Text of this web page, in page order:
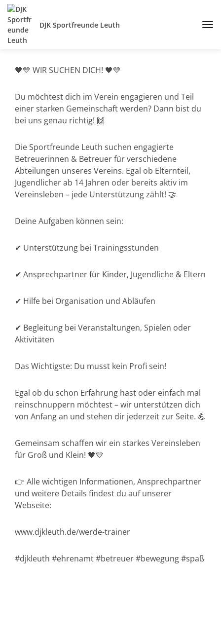
DJK Sportfreunde Leuth
🖤💛 WIR SUCHEN DICH! 🖤💛
Du möchtest dich im Verein engagieren und Teil
einer starken Gemeinschaft werden? Dann bist du
bei uns genau richtig! 🙌
Die Sportfreunde Leuth suchen engagierte
Betreuerinnen & Betreuer für verschiedene
Abteilungen unseres Vereins. Egal ob Elternteil,
Jugendlicher ab 14 Jahren oder bereits aktiv im
Vereinsleben – jede Unterstützung zählt! 🤝
Deine Aufgaben können sein:
✔ Unterstützung bei Trainingsstunden
✔ Ansprechpartner für Kinder, Jugendliche & Eltern
✔ Hilfe bei Organisation und Abläufen
✔ Begleitung bei Veranstaltungen, Spielen oder
Aktivitäten
Das Wichtigste: Du musst kein Profi sein!
Egal ob du schon Erfahrung hast oder einfach mal
reinschnuppern möchtest – wir unterstützen dich
von Anfang an und stehen dir jederzeit zur Seite. 💪
Gemeinsam schaffen wir ein starkes Vereinsleben
für Groß und Klein! 🖤💛
👉 Alle wichtigen Informationen, Ansprechpartner
und weitere Details findest du auf unserer
Webseite:
www.djkleuth.de/werde-trainer
#djkleuth #ehrenamt #betreuer #bewegung #spaß